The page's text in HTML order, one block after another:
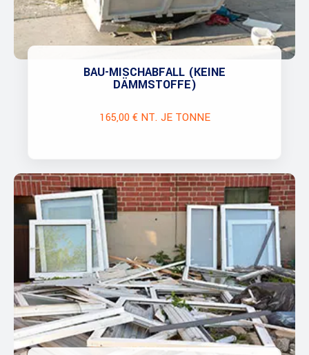
BAU-MISCHABFALL (KEINE
DÄMMSTOFFE)
165,00 € NT. JE TONNE